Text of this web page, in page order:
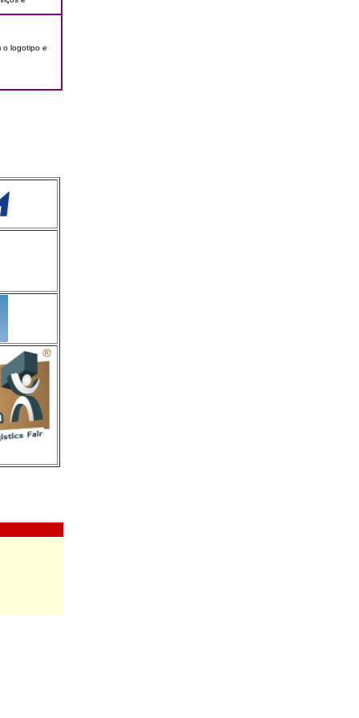
o logotipo e
- Mantenha os motores da sua frota regulados; - Alerte seus